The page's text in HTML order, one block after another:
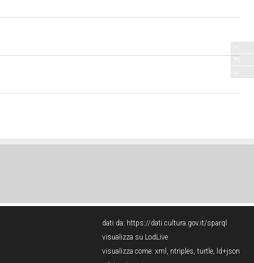
dati da: https://dati.cultura.gov.it/sparql
visualizza su LodLive
visualizza come: xml , ntriples, turtle, ld+json